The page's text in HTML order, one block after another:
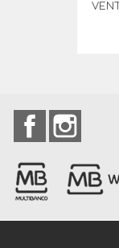
Facebook